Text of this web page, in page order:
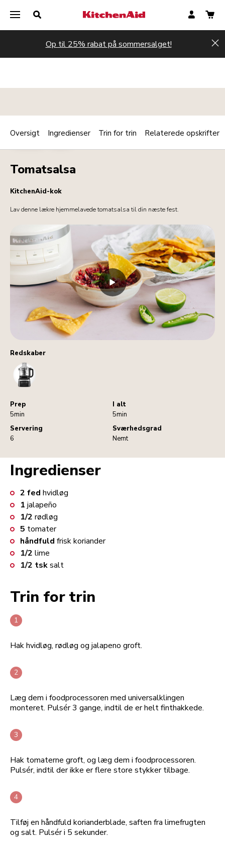
Op til 25% rabat på sommersalget!
Redskaber
FoodProcessor
Prep
5min
I alt
5min
Servering
6
Sværhedsgrad
Nemt
SAUCER DIPS Print
Tomatsalsa
KitchenAid-kok
Lav denne lækre hjemmelavede tomatsalsa til din næste fest.
Oversigt Ingredienser Trin for trin Relaterede opskrifter
Ingredienser
2 fed hvidløg
1 jalapeño
1/2 rødløg
5 tomater
håndfuld frisk koriander
1/2 lime
1/2 tsksalt
Trin for trin
Hak hvidløg, rødløg og jalapeno groft.
Læg dem i foodprocessoren med universalklingen
monteret. Pulsér 3 gange, indtil de er helt finthakkede.
Hak tomaterne groft, og læg dem i foodprocessoren.
Pulsér, indtil der ikke er flere store stykker tilbage.
Tilføj en håndfuld korianderblade, saften fra limefrugten
og salt. Pulsér i 5 sekunder.